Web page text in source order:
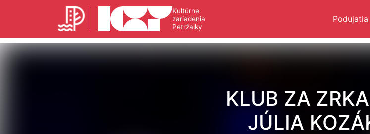
Kultúrne
zariadenia
Petržalky
Podujatia
KLUB ZA
JÚLIA